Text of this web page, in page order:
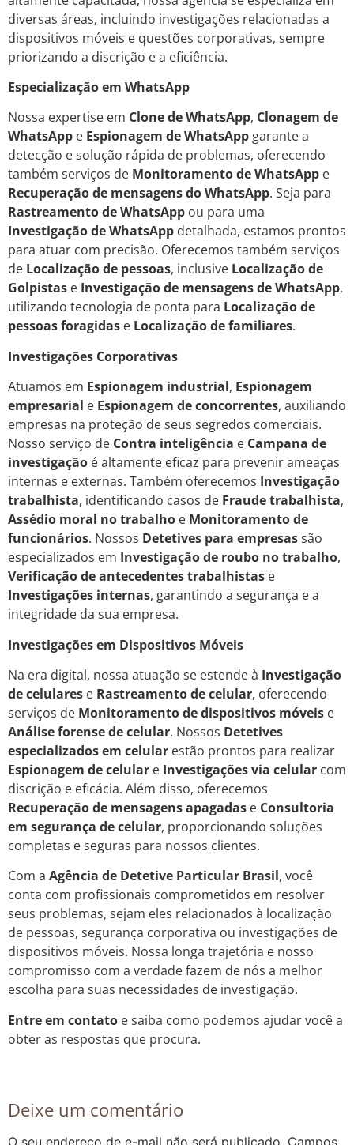
diversas áreas, incluindo investigações relacionadas a
dispositivos móveis e questões corporativas, sempre
priorizando a discrição e a eficiência.
Especialização em WhatsApp
Nossa expertise em Clone de WhatsApp, Clonagem de
WhatsApp e Espionagem de WhatsAppgarante a
detecção e solução rápida de problemas, oferecendo
também serviços de Monitoramento de WhatsApp e
Recuperação de mensagens do WhatsApp. Seja para
Rastreamento de WhatsApp ou para uma
Investigação de WhatsApp detalhada, estamos prontos
para atuar com precisão. Oferecemos também serviços
de Localização de pessoas, inclusive Localização de
Golpistas e Investigação de mensagens de WhatsApp,
utilizando tecnologia de ponta para Localização de
pessoas foragidas e Localização de familiares.
Investigações Corporativas
Atuamos em Espionagem industrial, Espionagem
empresarial e Espionagem de concorrentes, auxiliando
empresas na proteção de seus segredos comerciais.
Nosso serviço de Contra inteligência e Campana de
investigação é altamente eficaz para prevenir ameaças
internas e externas. Também oferecemos Investigação
trabalhista, identificando casos de Fraude trabalhista,
Assédio moral no trabalho e Monitoramento de
funcionários. Nossos Detetives para empresassão
especializados em Investigação de roubo no trabalho,
Verificação de antecedentes trabalhistas e
Investigações internas, garantindo a segurança e a
integridade da sua empresa.
Investigações em Dispositivos Móveis
Na era digital, nossa atuação se estende à Investigação
de celulares e Rastreamento de celular, oferecendo
serviços de Monitoramento de dispositivos móveis e
Análise forense de celular. Nossos Detetives
especializados em celular estão prontos para realizar
Espionagem de celular e Investigações via celular com
discrição e eficácia. Além disso, oferecemos
Recuperação de mensagens apagadas e Consultoria
em segurança de celular, proporcionando soluções
completas e seguras para nossos clientes.
Com a Agência de Detetive Particular Brasil, você
conta com profissionais comprometidos em resolver
seus problemas, sejam eles relacionados à localização
de pessoas, segurança corporativa ou investigações de
dispositivos móveis. Nossa longa trajetória e nosso
compromisso com a verdade fazem de nós a melhor
escolha para suas necessidades de investigação.
Entre em contato e saiba como podemos ajudar você a
obter as respostas que procura.
Deixe um comentário